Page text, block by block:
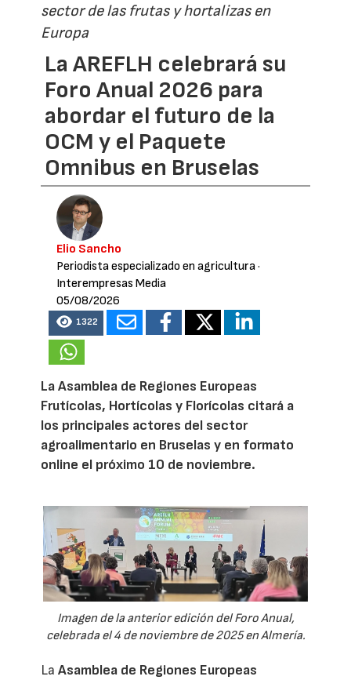
sector de las frutas y hortalizas en
Europa
La AREFLH celebrará su
Foro Anual 2026 para
abordar el futuro de la
OCM y el Paquete
Omnibus en Bruselas
Elio Sancho
Periodista especializado en agricultura·
Interempresas Media
05/08/2026
1322
La Asamblea de Regiones Europeas
Frutícolas, Hortícolas y Florícolas citará a
los principales actores del sector
agroalimentario en Bruselas y en formato
online el próximo 10 de noviembre.
Imagen de la anterior edición del Foro Anual,
celebrada el 4 de noviembre de 2025 en Almería.
LaAsamblea de Regiones Europeas